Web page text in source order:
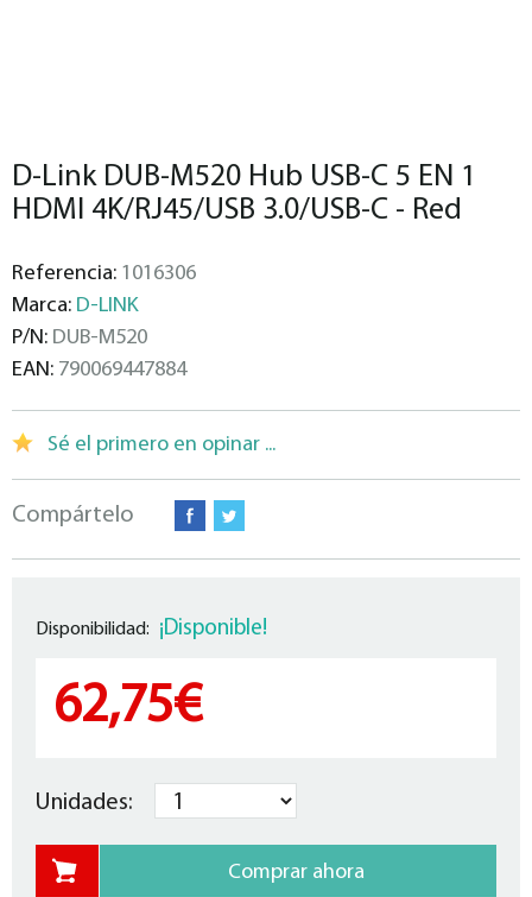
D-Link DUB-M520 Hub USB-C 5 EN 1
HDMI 4K/RJ45/USB 3.0/USB-C - Red
Referencia: 1016306
Marca: D-LINK
P/N: DUB-M520
EAN: 790069447884
Sé el primero en opinar ...
Compártelo
Disponibilidad: ¡Disponible!
62,75€
Unidades: